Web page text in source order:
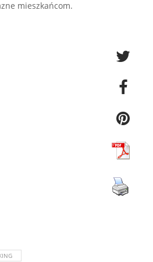
mieszkańcom.